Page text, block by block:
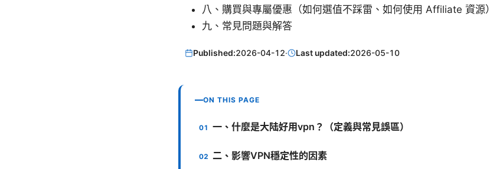
八、購買與專屬優惠（如何選值不踩雷、如何使用 Affiliate 資源）
九、常見問題與解答
Published:2026-04-12· Last updated:2026-05-10
ON THIS PAGE
一、什麼是大陆好用vpn？（定義與常見誤區）
二、影響VPN穩定性的因素